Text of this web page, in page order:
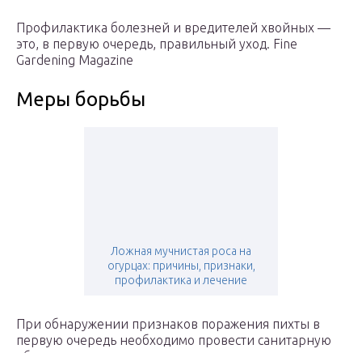
Профилактика болезней и вредителей хвойных —
это, в первую очередь, правильный уход. Fine
Gardening Magazine
Меры борьбы
Ложная мучнистая роса на
огурцах: причины, признаки,
профилактика и лечение
При обнаружении признаков поражения пихты в
первую очередь необходимо провести санитарную